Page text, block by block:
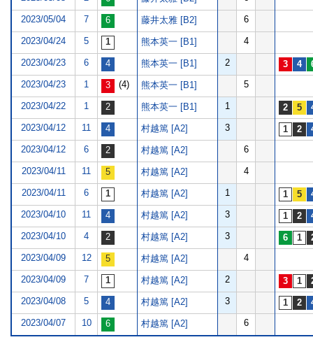
2023/05/04 7 藤井太雅 [B2] 6
2023/04/24 5 熊本英一 [B1] 4
2023/04/23 6 熊本英一 [B1] 2
2023/04/23 1 (4) 熊本英一 [B1] 5
2023/04/22 1 熊本英一 [B1] 1
2023/04/12 11 村越篤 [A2] 3
2023/04/12 6 村越篤 [A2] 6
2023/04/11 11 村越篤 [A2] 4
2023/04/11 6 村越篤 [A2] 1
2023/04/10 11 村越篤 [A2] 3
2023/04/10 4 村越篤 [A2] 3
2023/04/09 12 村越篤 [A2] 4
2023/04/09 7 村越篤 [A2] 2
2023/04/08 5 村越篤 [A2] 3
2023/04/07 10 村越篤 [A2] 6